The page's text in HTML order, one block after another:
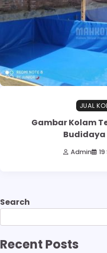
JUAL
Gambar Kolam
Budidaya
Admin
Search
Recent Posts